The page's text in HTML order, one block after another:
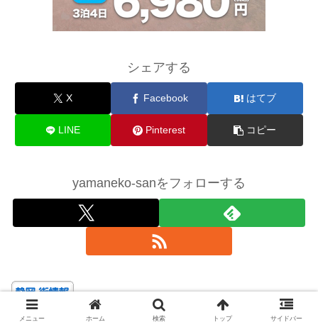
シェアする
X Facebook はてブ
LINE Pinterest コピー
yamaneko-sanをフォローする
メニュー ホーム 検索 トップ サイドバー